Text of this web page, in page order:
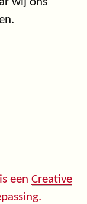
een Creative